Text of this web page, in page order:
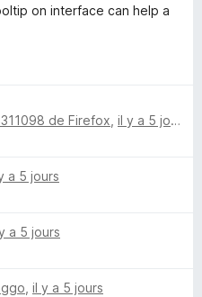
on interface can help a
de Firefox il y a 5 jours
a 5 jours
a 5 jours
il y a 5 jours